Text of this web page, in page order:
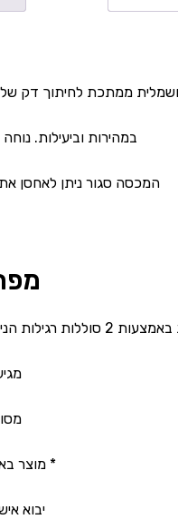
ממתכת לחיתוך דק של
במהירות וביעילות.
המכסה סגור ניתן לאחסן
רגילות הניתנות להחלפה.
* מוצר
יבוא